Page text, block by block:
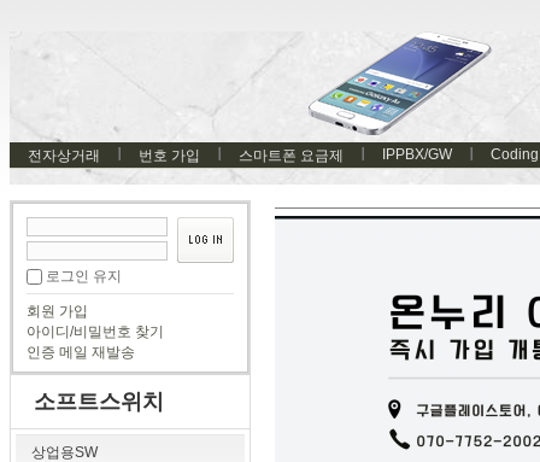
전자상거래 번호 가입 스마트폰 요금제 IPPBX/GW Coding
로그인 유지
회원 가입
아이디/비밀번호 찾기
인증 메일 재발송
소프트스위치
상업용SW